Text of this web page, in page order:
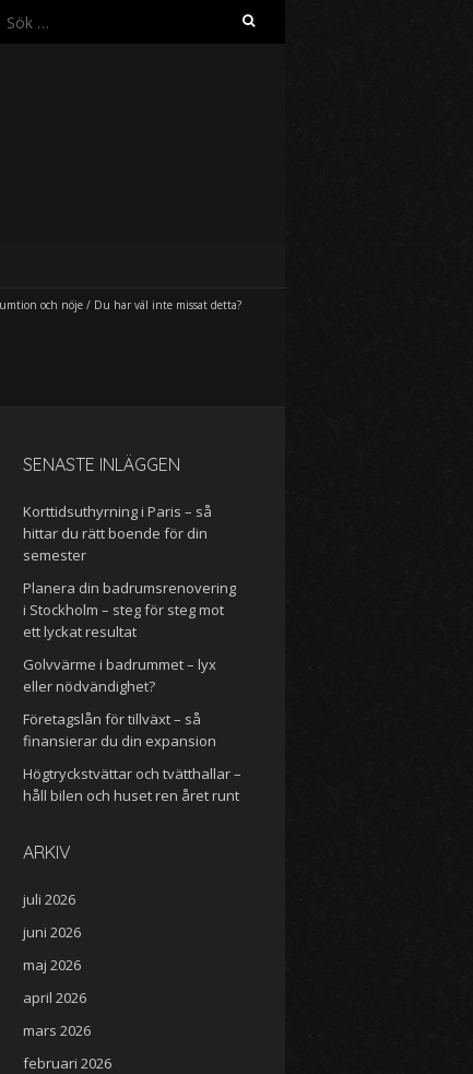
S
och nöje / Du har väl inte missat detta?
SENASTE INLÄGGEN
Korttidsuthyrning i Paris – så
hittar du rätt boende för din
semester
Planera din badrumsrenovering
i Stockholm – steg för steg mot
ett lyckat resultat
Golvvärme i badrummet – lyx
eller nödvändighet?
Företagslån för tillväxt – så
finansierar du din expansion
Högtryckstvättar och tvätthallar –
håll bilen och huset ren året runt
ARKIV
juli 2026
juni 2026
maj 2026
april 2026
mars 2026
februari 2026